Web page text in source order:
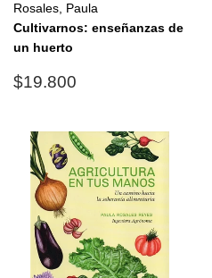
Rosales, Paula
Cultivarnos: enseñanzas de
un huerto
Precio
$19.800